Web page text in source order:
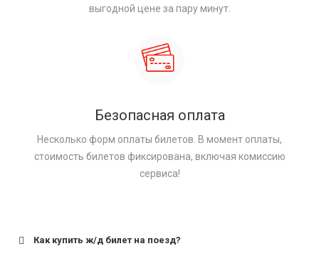
выгодной цене за пару минут.
Безопасная оплата
Несколько форм оплаты билетов. В момент оплаты,
стоимость билетов фиксирована, включая комиссию
сервиса!
Как купить ж/д билет на поезд?